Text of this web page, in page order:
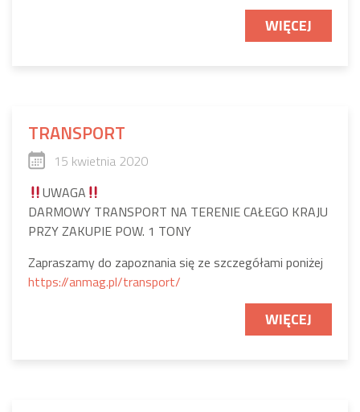
WIĘCEJ
TRANSPORT
15 kwietnia 2020
UWAGA
DARMOWY TRANSPORT NA TERENIE CAŁEGO KRAJU
PRZY ZAKUPIE POW. 1 TONY
Zapraszamy do zapoznania się ze szczegółami poniżej
https://anmag.pl/transport/
WIĘCEJ